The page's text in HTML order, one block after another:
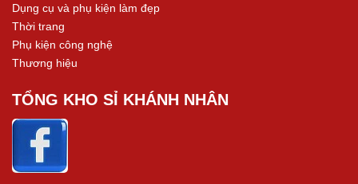
Dụng cụ và phụ kiện làm đẹp
Thời trang
Phụ kiện công nghệ
Thương hiệu
TỔNG KHO SỈ KHÁNH NHÂN